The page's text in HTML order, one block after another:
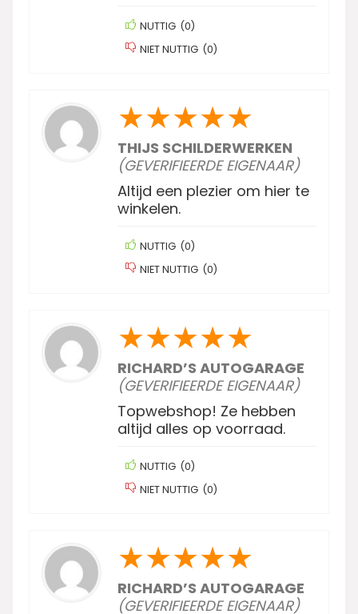
NUTTIG (0)
NIET NUTTIG (0)
★★★★★
THIJS SCHILDERWERKEN
(GEVERIFIEERDE EIGENAAR)
Altijd een plezier om hier te
winkelen.
NUTTIG (0)
NIET NUTTIG (0)
★★★★★
RICHARD’S AUTOGARAGE
(GEVERIFIEERDE EIGENAAR)
Topwebshop! Ze hebben
altijd alles op voorraad.
NUTTIG (0)
NIET NUTTIG (0)
★★★★★
RICHARD’S AUTOGARAGE
(GEVERIFIEERDE EIGENAAR)